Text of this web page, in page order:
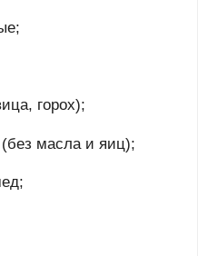
горох);
масла и яиц);